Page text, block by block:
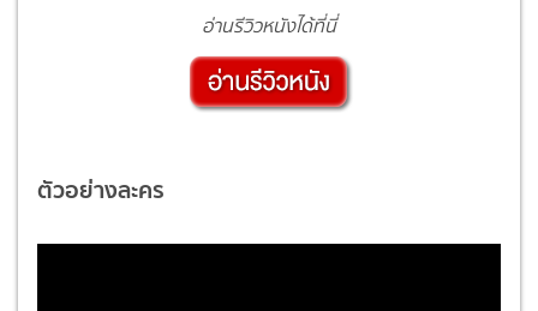
อ่านรีวิวหนังได้ที่นี่
ตัวอย่างละคร